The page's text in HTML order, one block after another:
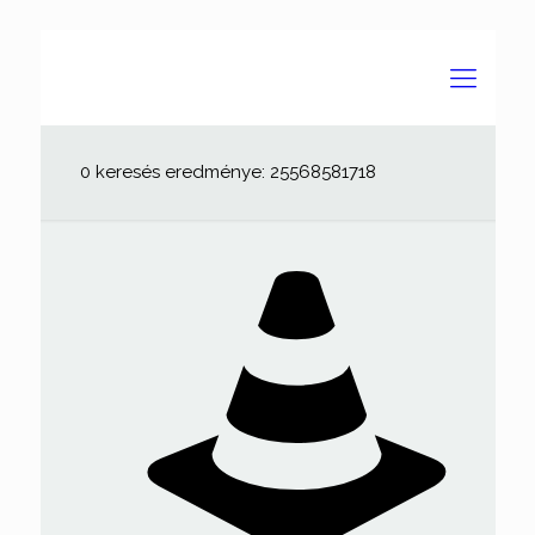
0 keresés eredménye: 25568581718